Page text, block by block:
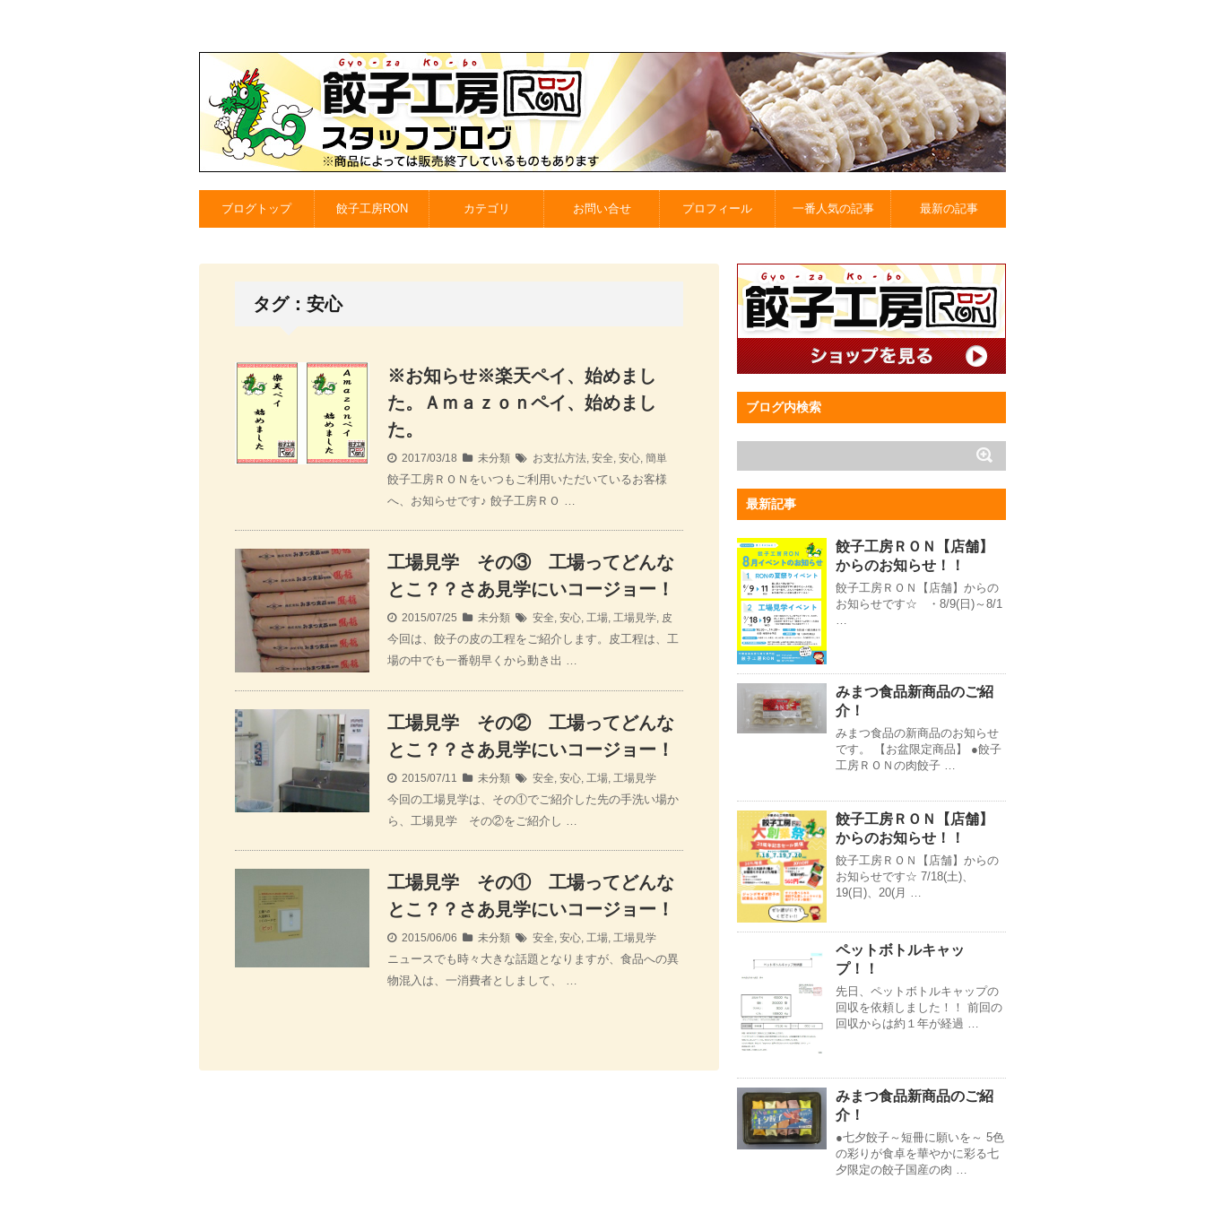
ブログトップ 餃子工房RON カテゴリ お問い合せ プロフィール 一番人気の記事 最新の記事
タグ：安心
※お知らせ※楽天ペイ、始めまし
た。Ａｍａｚｏｎペイ、始めまし
た。
2017/03/18 未分類 お支払方法, 安全, 安心, 簡単
餃子工房ＲＯＮをいつもご利用いただいているお客様
へ、お知らせです♪ 餃子工房ＲＯ …
工場見学 その③ 工場ってどんな
とこ？？さあ見学にいコージョー！
2015/07/25 未分類 安全, 安心, 工場, 工場見学, 皮
今回は、餃子の皮の工程をご紹介します。皮工程は、工
場の中でも一番朝早くから動き出 …
工場見学 その② 工場ってどんな
とこ？？さあ見学にいコージョー！
2015/07/11 未分類 安全, 安心, 工場, 工場見学
今回の工場見学は、その①でご紹介した先の手洗い場か
ら、工場見学 その②をご紹介し …
工場見学 その① 工場ってどんな
とこ？？さあ見学にいコージョー！
2015/06/06 未分類 安全, 安心, 工場, 工場見学
ニュースでも時々大きな話題となりますが、食品への異
物混入は、一消費者としまして、 …
ブログ内検索
最新記事
餃子工房ＲＯＮ【店舗】
からのお知らせ！！
餃子工房ＲＯＮ【店舗】からの
お知らせです☆ ・8/9(日)～8/1
…
みまつ食品新商品のご紹
介！
みまつ食品の新商品のお知らせ
です。 【お盆限定商品】 ●餃子
工房ＲＯＮの肉餃子 …
餃子工房ＲＯＮ【店舗】
からのお知らせ！！
餃子工房ＲＯＮ【店舗】からの
お知らせです☆ 7/18(土)、
19(日)、20(月 …
ペットボトルキャッ
プ！！
先日、ペットボトルキャップの
回収を依頼しました！！ 前回の
回収からは約１年が経過 …
みまつ食品新商品のご紹
介！
●七夕餃子～短冊に願いを～ 5色
の彩りが食卓を華やかに彩る七
夕限定の餃子国産の肉 …